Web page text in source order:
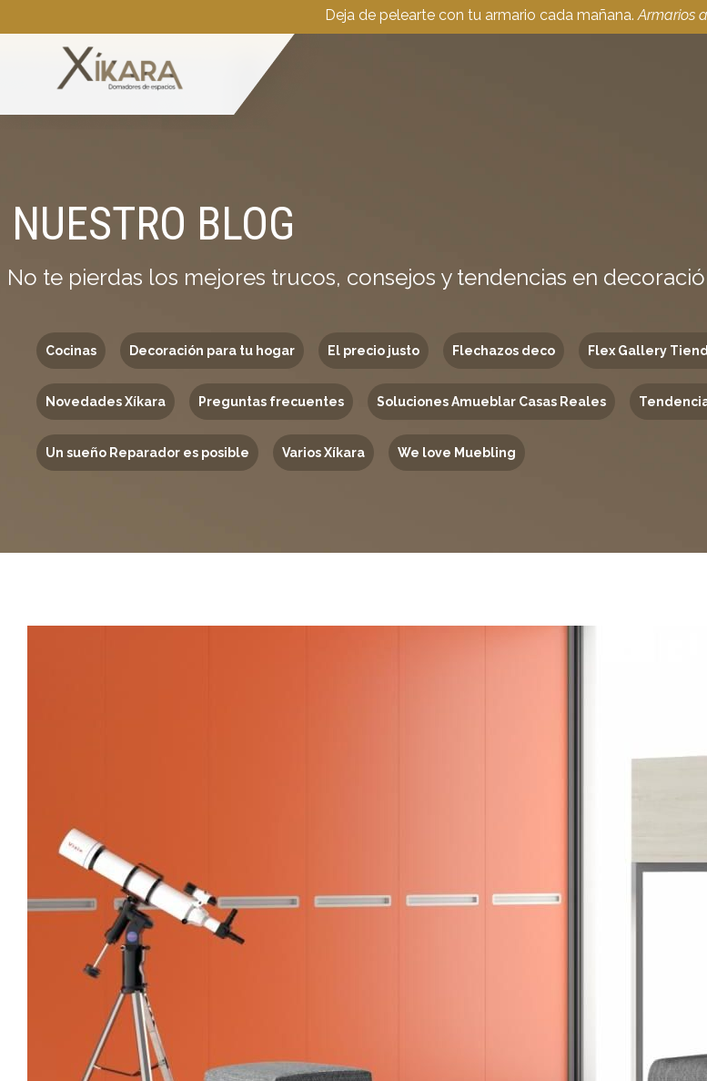
Deja de pelearte con tu armario cada mañana. Armarios
NUESTRO BLOG
No te pierdas los mejores trucos, consejos y tendencias en
Cocinas Decoración para tu hogar El precio justo Flechazos deco Flex Gallery
Novedades Xíkara Preguntas frecuentes Soluciones Amueblar Casas Reales
Un sueño Reparador es posible Varios Xíkara We love Muebling